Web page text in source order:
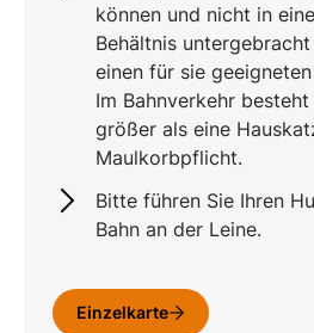
können und nicht in
Behältnis
einen für sie
Im Bahnverkehr
größer als eine
Maulkorbpflicht.
Bitte führen Sie Ihren
Bahn an der Leine.
Einzelkarte